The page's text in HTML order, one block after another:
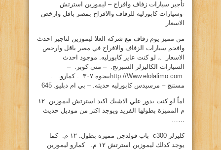
تأجير سيارات زفاف وافراح – ليموزين استرتش
-وسيارات كابورليه للزفاف والافراح بمصر باقل وارخص
الاسعار
من مميز يوم زفاف مع شركه العلا ليموزين لتاجير احدث
وافخم سيارات الزفاف والافراح في مصر باقل وارخص
الاسعار .، لو كنت عايز كابورليه. موجود احدث
السيارات الكاليزلر السبرنج. – مني كوبر. –
http://Www.elolalimo.com
بيجوة ٣٠٧ . كمارو. .
مستنج – مرسيدس كابورليه حديثه. – بي ام دبليو. 645
اماً لو كنت بدور علي الاشيك اكيد استرتش ليموزين ١٢
م المميزة بطولها الفريد ويوجد اكتر من موديل حديث
……
كليزلر c300 باب فولدجن مميزه بطول. ١٢ م. كما
يوجد كدلك ليموزين استرتش ١٢ م. كمارو ليموزين